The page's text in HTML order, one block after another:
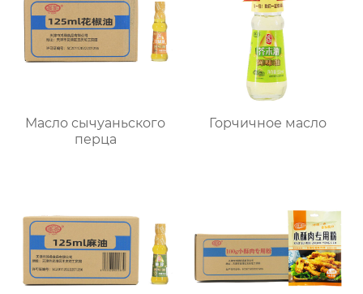
Масло сычуаньского
перца
Горчичное масло